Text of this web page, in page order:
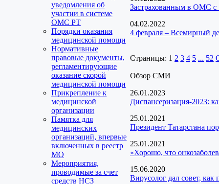
уведомления об
участии в системе
ОМС РТ
Порядки оказания
медицинской помощи
Нормативные
правовые документы,
регламентирующие
оказание скорой
медицинской помощи
Прикрепление к
медицинской
организации
Памятка для
медицинских
организаций, впервые
включенных в реестр
МО
Мероприятия,
проводимые за счет
средств НСЗ
Застрахованным в ОМС с
04.02.2022
4 февраля – Всемирный
Страницы: 1 2 3 4 5 ... 52
Обзор СМИ
26.01.2023
Диспансеризация-2023:
25.01.2021
Президент Татарстана
25.01.2021
«Хорошо, что
15.06.2020
Вирусолог дал совет, как